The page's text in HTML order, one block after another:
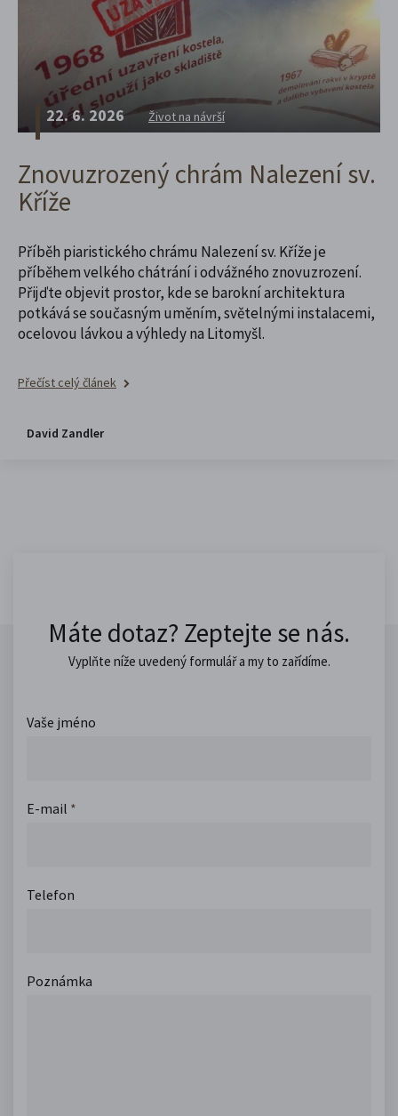
22. 6. 2026 Život na návrší
Znovuzrozený chrám Nalezení sv.
Kříže
Příběh piaristického chrámu Nalezení sv. Kříže je
příběhem velkého chátrání i odvážného znovuzrození.
Přijďte objevit prostor, kde se barokní architektura
potkává se současným uměním, světelnými instalacemi,
ocelovou lávkou a výhledy na Litomyšl.
Přečíst celý článek
David Zandler
Máte dotaz? Zeptejte se nás.
Vyplňte níže uvedený formulář a my to zařídíme.
Vaše jméno
E-mail *
Telefon
Poznámka